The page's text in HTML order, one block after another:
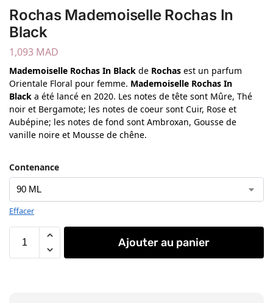
Rochas Mademoiselle Rochas In
Black
1,093 MAD
Mademoiselle Rochas In Black de Rochas est un parfum
Orientale Floral pour femme. Mademoiselle Rochas In
Black a été lancé en 2020. Les notes de tête sont Mûre, Thé
noir et Bergamote; les notes de coeur sont Cuir, Rose et
Aubépine; les notes de fond sont Ambroxan, Gousse de
vanille noire et Mousse de chêne.
Contenance
Effacer
Ajouter au panier